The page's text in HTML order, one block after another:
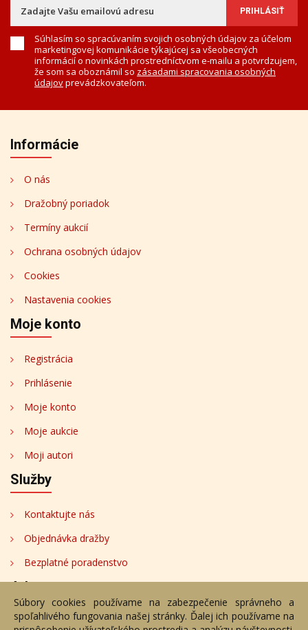
Súhlasím so spracúvaním svojich osobných údajov za účelom
marketingovej komunikácie týkajúcej sa všeobecných
informácií o novinkách prostredníctvom e-mailu a potvrdzujem,
že som sa oboznámil so zásadami spracovania osobných
údajovprevádzkovateľom.
Informácie
O nás
Dražobný poriadok
Termíny aukcií
Ochrana osobných údajov
Cookies
Nastavenia cookies
Moje konto
Registrácia
Prihlásenie
Moje konto
Moje aukcie
Moji autori
Služby
Kontaktujte nás
Objednávka dražby
Bezplatné poradenstvo
Adresa
Nižný Hrušov 333, 094 22, Slovenská republika
Súbory cookies používame na zabezpečenie správneho a
spoľahlivého fungovania našej stránky. Ďalej ich používame na